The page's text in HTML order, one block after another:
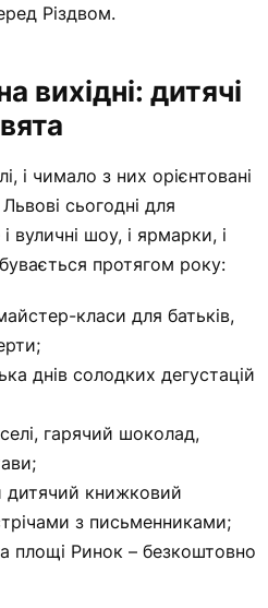
Різдвом.
вихідні: дитячі
і чимало з них орієнтовані
сьогодні для
вуличні шоу, і ярмарки, і
протягом року:
класи для батьків,
днів солодких дегустацій
гарячий шоколад,
дитячий книжковий
з письменниками;
площі Ринок – безкоштовно